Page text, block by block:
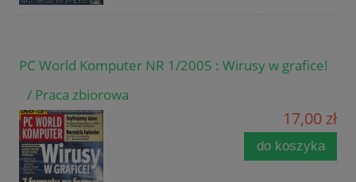
PC World Komputer NR 1/2005 : Wirusy w grafice!
/ Praca zbiorowa
17,00 zł
do koszyka